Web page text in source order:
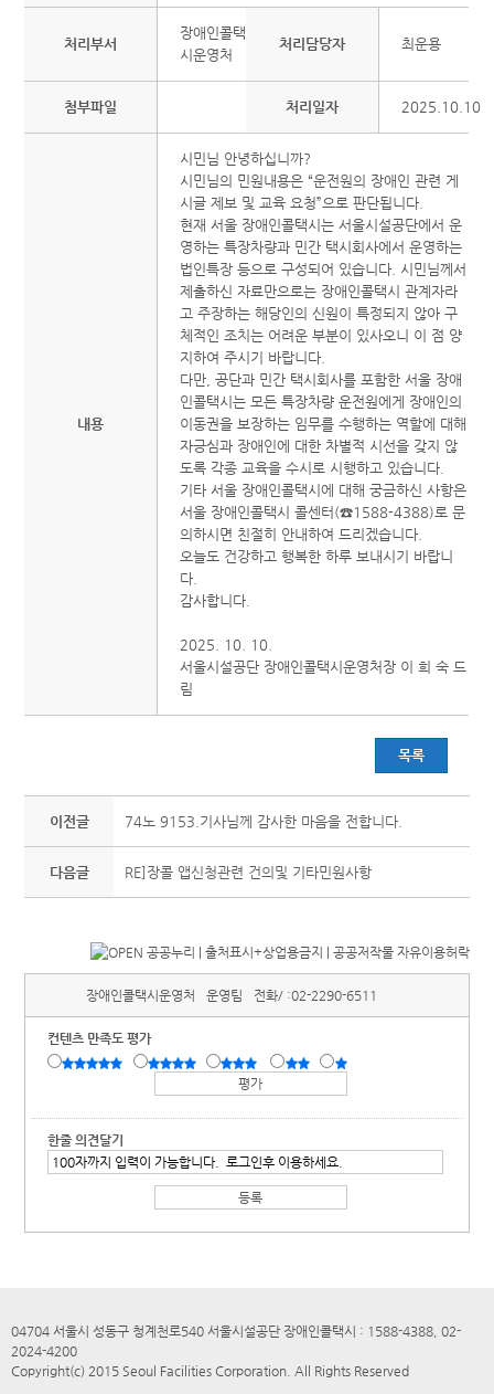
처리부서
장애인콜택
시운영처
처리담당자 최운용
첨부파일 처리일자 2025.10.10
내용
시민님 안녕하십니까?
시민님의 민원내용은 “운전원의 장애인 관련 게
시글 제보 및 교육 요청”으로 판단됩니다.
현재 서울 장애인콜택시는 서울시설공단에서 운
영하는 특장차량과 민간 택시회사에서 운영하는
법인특장 등으로 구성되어 있습니다. 시민님께서
제출하신 자료만으로는 장애인콜택시 관계자라
고 주장하는 해당인의 신원이 특정되지 않아 구
체적인 조치는 어려운 부분이 있사오니 이 점 양
지하여 주시기 바랍니다.
다만, 공단과 민간 택시회사를 포함한 서울 장애
인콜택시는 모든 특장차량 운전원에게 장애인의
이동권을 보장하는 임무를 수행하는 역할에 대해
자긍심과 장애인에 대한 차별적 시선을 갖지 않
도록 각종 교육을 수시로 시행하고 있습니다.
기타 서울 장애인콜택시에 대해 궁금하신 사항은
서울 장애인콜택시 콜센터(☎1588-4388)로 문
의하시면 친절히 안내하여 드리겠습니다.
오늘도 건강하고 행복한 하루 보내시기 바랍니
다.
감사합니다.
2025. 10. 10.
서울시설공단 장애인콜택시운영처장 이 희 숙 드
림
목록
이전글 74노 9153.기사님께 감사한 마음을 전합니다.
다음글 RE]장콜 앱신청관련 건의및 기타민원사항
장애인콜택시운영처 운영팀 전화/ :02-2290-6511
컨텐츠 만족도 평가
한줄 의견달기
04704 서울시 성동구 청계천로540 서울시설공단 장애인콜택시 : 1588-4388, 02-
2024-4200
Copyright(c) 2015 Seoul Facilities Corporation. All Rights Reserved